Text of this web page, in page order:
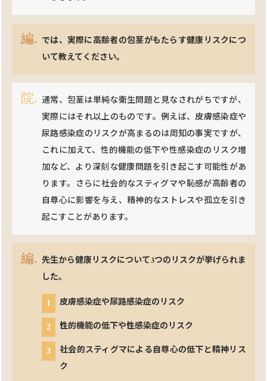
では、実際に高齢者の包茎がもたらす健康リスクにつ
いて教えてください。
通常、包茎は単純な衛生問題と見なされがちですが、
実際にはそれ以上のものです。例えば、皮膚感染症や
尿路感染症のリスクが高まるのは周知の事実ですが、
これに加えて、性的機能の低下や性感染症のリスク増
加など、より深刻な健康問題を引き起こす可能性があ
ります。さらに社会的なスティグマや恥感が高齢者の
自尊心に影響を与え、精神的なストレスや孤立を引き
起こすことがあります。
先生から健康リスクについて3つのリスクが挙げられま
した。
皮膚感染症や尿路感染症のリスク
性的機能の低下や性感染症のリスク
社会的スティグマによる自尊心の低下と精神リス
ク